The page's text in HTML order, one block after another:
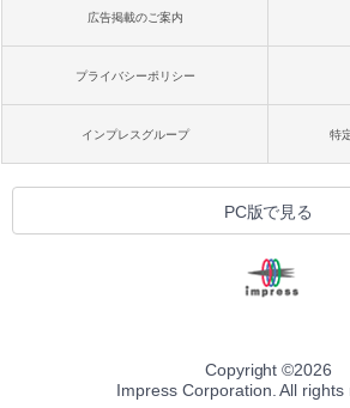
広告掲載のご案内
プライバシーポリシー
インプレスグループ 特
PC版で見る
Copyright ©2026
Impress Corporation. All rights